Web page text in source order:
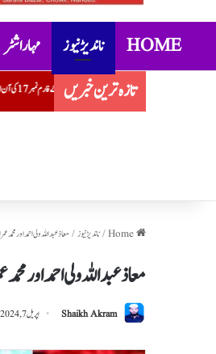
HOME ناندیڑ نیوز مہاراشٹر
تازہ ترین خبریں مسلم ویلفیئر
/ناندیڑ نیوز/ معاذ عبداللہ ولی احمد اور محمد
معاذ عبداللہ ولی احمد اور
Shaikh Akram اپریل 7, 2024